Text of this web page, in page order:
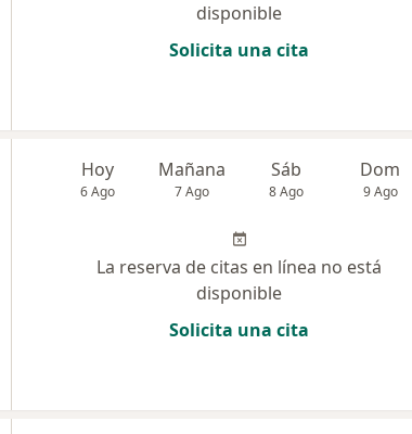
disponible
Solicita una cita
Hoy
6 Ago
Mañana
7 Ago
Sáb
8 Ago
Dom
9 Ago
La reserva de citas en línea no está
disponible
Solicita una cita